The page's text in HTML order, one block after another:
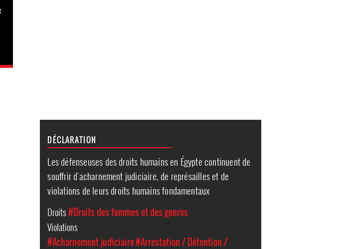
DÉCLARATION
Les défenseuses des droits humains en Égypte continuent de
souffrir d'acharnement judiciaire, de représailles et de
violations de leurs droits humains fondamentaux
Droits#Droits des femmes et des genres
Violations
#Acharnement judiciaire#Arrestation / Détention /